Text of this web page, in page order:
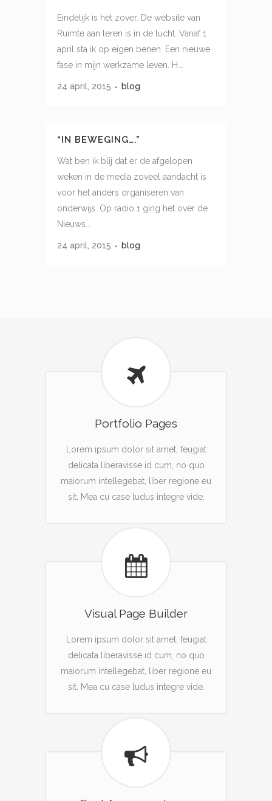
Eindelijk is het zover. De website van
Ruimte aan leren is in de lucht. Vanaf 1
april sta ik op eigen benen. Een nieuwe
fase in mijn werkzame leven. H...
24 april, 2015 blog
“IN BEWEGING….”
Wat ben ik blij dat er de afgelopen
weken in de media zoveel aandacht is
voor het anders organiseren van
onderwijs. Op radio 1 ging het over de
Nieuws...
24 april, 2015 blog
Portfolio Pages
Lorem ipsum dolor sit amet, feugiat
delicata liberavisse id cum, no quo
maiorum intellegebat, liber regione eu
sit. Mea cu case ludus integre vide.
Visual Page Builder
Lorem ipsum dolor sit amet, feugiat
delicata liberavisse id cum, no quo
maiorum intellegebat, liber regione eu
sit. Mea cu case ludus integre vide.